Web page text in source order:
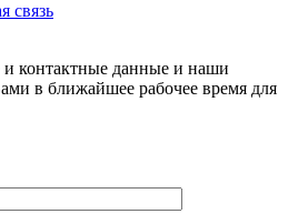
связь
контактные данные и наши
в ближайшее рабочее время для